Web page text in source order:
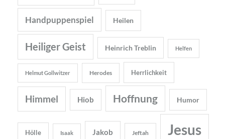
Handpuppenspiel Heilen
Heiliger Geist Heinrich Treblin Helfen
Helmut Gollwitzer Herodes Herrlichkeit
Himmel Hiob Hoffnung Humor
Hölle Isaak Jakob Jeftah Jesus